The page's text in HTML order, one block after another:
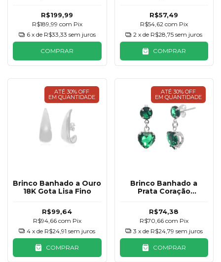
R$199,99
R$189,99 com Pix
6 x de R$33,33 sem juros
COMPRAR
R$57,49
R$54,62 com Pix
2 x de R$28,75 sem juros
COMPRAR
ATÉ 30% OFF
EM QUANTIDADE
Brinco Banhado a Ouro
18K Gota Lisa Fino
R$99,64
R$94,66 com Pix
4 x de R$24,91 sem juros
COMPRAR
ATÉ 30% OFF
EM QUANTIDADE
Brinco Banhado a
Prata Coração
R$74,38
R$70,66 com Pix
3 x de R$24,79 sem juros
COMPRAR